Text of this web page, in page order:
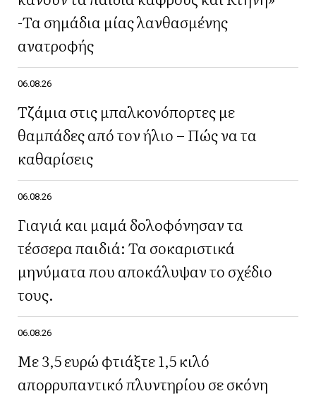
-Τα σημάδια μίας λανθασμένης
ανατροφής
06.08.26
Τζάμια στις μπαλκονόπορτες με
θαμπάδες από τον ήλιο – Πώς να τα
καθαρίσεις
06.08.26
Γιαγιά και μαμά δολοφόνησαν τα
τέσσερα παιδιά: Τα σοκαριστικά
μηνύματα που αποκάλυψαν το σχέδιο
τους.
06.08.26
Με 3,5 ευρώ φτιάξτε 1,5 κιλό
απορρυπαντικό πλυντηρίου σε σκόνη